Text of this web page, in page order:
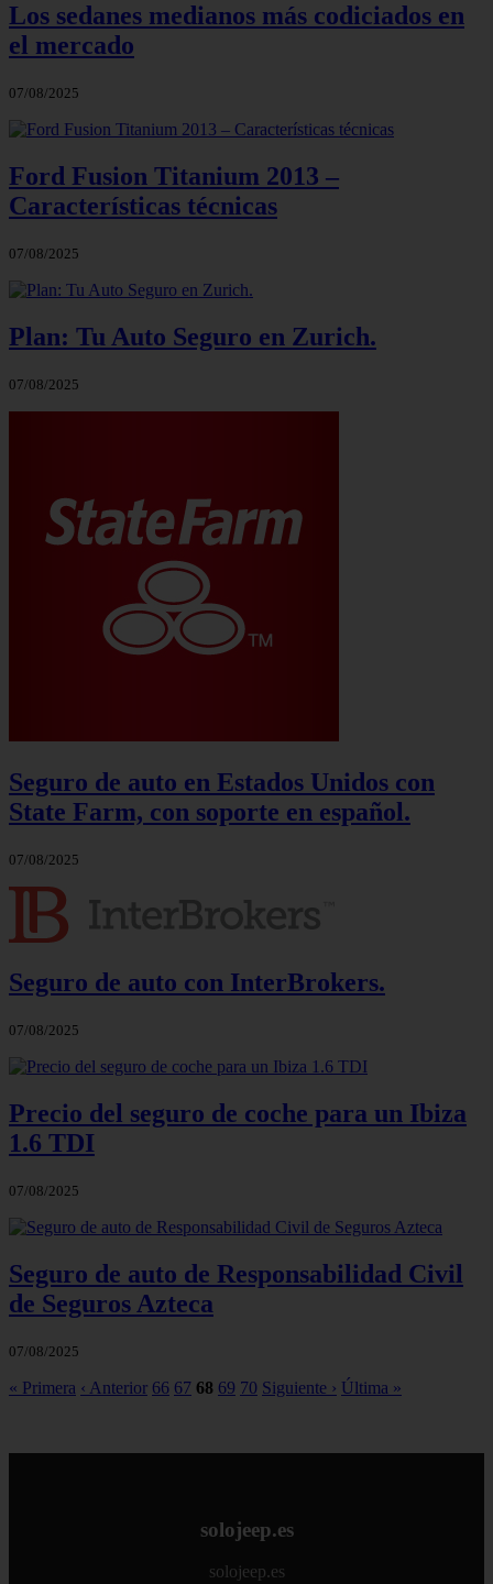
Los sedanes medianos más codiciados en
el mercado
07/08/2025
Ford Fusion Titanium 2013 –
Características técnicas
07/08/2025
Plan: Tu Auto Seguro en Zurich.
07/08/2025
Seguro de auto en Estados Unidos con
State Farm, con soporte en español.
07/08/2025
Seguro de auto con InterBrokers.
07/08/2025
Precio del seguro de coche para un Ibiza
1.6 TDI
07/08/2025
Seguro de auto de Responsabilidad Civil
de Seguros Azteca
07/08/2025
« Primera ‹ Anterior 66 67 68 69 70 Siguiente › Última »
solojeep.es
solojeep.es